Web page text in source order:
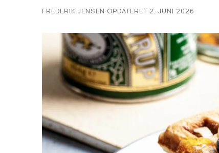
FREDERIK JENSEN·OPDATERET 2. JUNI 2026